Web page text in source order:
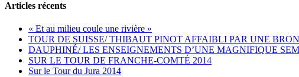
Articles récents
« Et au milieu coule une rivière »
TOUR DE SUISSE/ THIBAUT PINOT AFFAIBLI PAR UNE
DAUPHINÉ/ LES ENSEIGNEMENTS D’UNE MAGNIFIQUE
SUR LE TOUR DE FRANCHE-COMTÉ 2014
Sur le Tour du Jura 2014